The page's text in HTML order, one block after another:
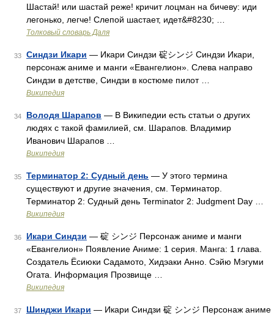
Шастай! или шастай реже! кричит лоцман на бичеву: иди
легонько, легче! Слепой шастает, идет&#8230; …
Толковый словарь Даля
33 Синдзи Икари — Икари Синдзи 碇シンジ Синдзи Икари,
персонаж аниме и манги «Евангелион». Слева направо
Синдзи в детстве, Синдзи в костюме пилот …
Википедия
34 Володя Шарапов — В Википедии есть статьи о других
людях с такой фамилией, см. Шарапов. Владимир
Иванович Шарапов …
Википедия
35 Терминатор 2: Судный день — У этого термина
существуют и другие значения, см. Терминатор.
Терминатор 2: Судный день Terminator 2: Judgment Day …
Википедия
36 Икари Синдзи — 碇 シンジ Персонаж аниме и манги
«Евангелион» Появление Аниме: 1 серия. Манга: 1 глава.
Создатель Ёсиюки Садамото, Хидэаки Анно. Сэйю Мэгуми
Огата. Информация Прозвище …
Википедия
37 Шинджи Икари — Икари Синдзи 碇 シンジ Персонаж аниме